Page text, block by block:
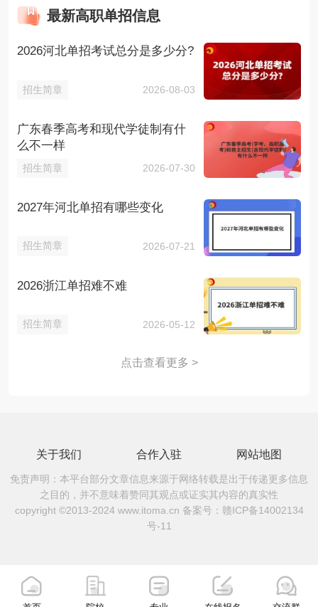
最新高职单招信息
2026河北单招考试总分是多少分?
招生简章 2026-08-03
广东春季高考和现代学徒制有什
么不一样
招生简章 2026-07-30
2027年河北单招有哪些变化
招生简章 2026-07-21
2026浙江单招难不难
招生简章 2026-05-12
点击查看更多 >
关于我们 合作入驻 网站地图
免责声明：本平台部分文章信息来源于网络转载是出于传递更多信息
之目的，并不意味着赞同其观点或证实其内容的真实性
copyright ©2013-2024 www.itoma.cn 备案号： 赣ICP备14002134
号-11